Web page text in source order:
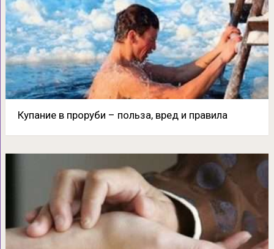
Купание в проруби – польза, вред и правила